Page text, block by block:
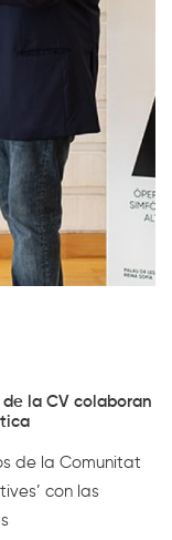
de la CV colaboran
de la Comunitat
con las